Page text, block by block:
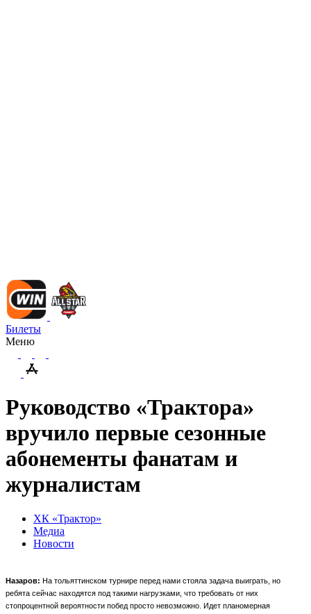
Билеты
Меню
Руководство «Трактора»
вручило первые сезонные
абонементы фанатам и
журналистам
ХК «Трактор»
Медиа
Новости
Назаров: На тольяттинском турнире перед нами стояла задача выиграть, но
ребята сейчас находятся под такими нагрузками, что требовать от них
стопроцентной вероятности побед просто невозможно. Идет планомерная